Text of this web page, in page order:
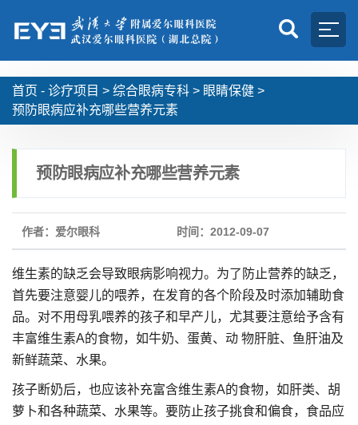
首页 - 诊疗项目 > 综合眼病专科 > 眼睛保健 >
预防眼病应补充哪些营养元素
预防眼病应补充哪些营养元素
作者：爱尔眼科 时间：2012-09-07
维生素的缺乏会导致眼病影响视力。为了防止营养的缺乏，
首先要注意婴儿的喂养，在发育的各个阶段及时添加辅助食
品。对不用母乳喂养的孩子和早产儿，尤其要注意给予含有
丰富维生素A的食物，如牛奶、蛋黄、动 物肝脏、鱼肝油及
新鲜蔬菜、水果。
孩子断奶后，也应该补充富含维生素A的食物，如肝类、胡
萝卜和各种蔬菜、水果等。要防止孩子挑食和偏食，食品应